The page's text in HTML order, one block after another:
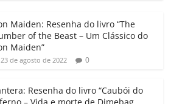
at
s
A
p
e
dI
gl
e
Cl
a
p
y
Li
k
m
p
h
Maiden: Resenha do livro “The
of the Beast – Um Clássico do
Maiden”
23 de agosto de 2022 0
Resenha do livro “Caubói do